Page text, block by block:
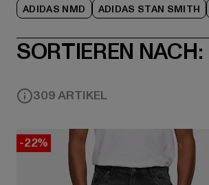
ADIDAS NMD ADIDAS STAN SMITH
SORTIEREN NACH:
309 ARTIKEL
-22%